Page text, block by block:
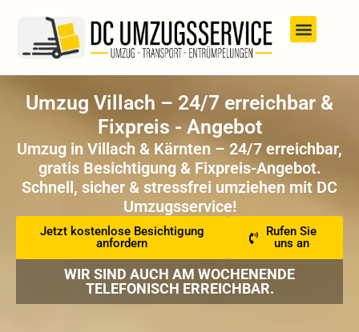
Umzug Villach – 24/7 erreichbar &
Fixpreis - Angebot
Umzug in Villach & Kärnten – 24/7 erreichbar,
gratis Besichtigung & Fixpreis-Angebot.
Schnell, sicher & stressfrei umziehen mit DC
Umzugsservice!
Jetzt kostenlose Besichtigung
anfordern
Rufen Sie
uns an
WIR SIND AUCH AM WOCHENENDE
TELEFONISCH ERREICHBAR.